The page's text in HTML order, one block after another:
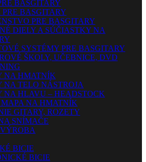
BASGITARY
PRE BASGITARY
PRE BASGITARY
DIELY A SÚČIASTKY NA
SYSTÉMY PRE BASGITARY
ŠKOLY, UČEBNICE, DVD
NA HMATNÍK
NA TELO NÁSTROJA
NA HLAVU – HEADSTOCK
NA HMATNÍK
GITARY, ROZETY
SNÍMAČE
BICIE
BICIE